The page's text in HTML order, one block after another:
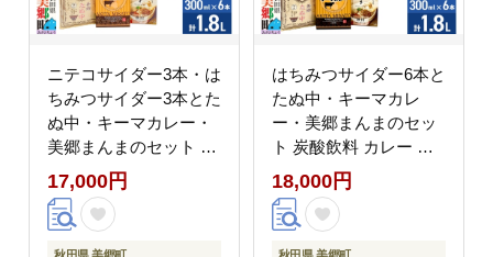
ニテコサイダー3本・は
ちみつサイダー3本とた
ぬ中・キーマカレー・
美郷まんまのセット 炭
酸飲料 カレー キーマカ
レー レトルト 中華麺
まぜごはん [ニテコサイ
17,000円
はちみつサイダー6本と
たぬ中・キーマカレ
ー・美郷まんまのセッ
ト 炭酸飲料 カレー キ
ーマカレー レトルト 中
華麺 まぜごはん [ニテ
コサイダー はちみつサ
18,000円